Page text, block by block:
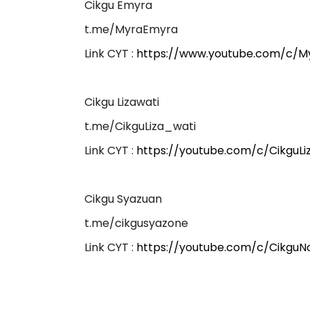
Cikgu Emyra
t.me/MyraEmyra
Link CYT : https://www.youtube.com/c/
Cikgu Lizawati
t.me/CikguLiza_wati
Link CYT : https://youtube.com/c/
Cikgu Syazuan
t.me/cikgusyazone
Link CYT : https://youtube.com/c/
9 hari yang lalu
Yu. Chekgu LK